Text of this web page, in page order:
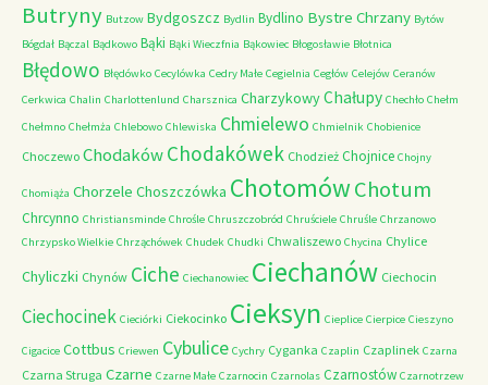
Butryny Butzow Bydgoszcz Bydlin Bydlino Bystre Chrzany Bytów
Bógdał Bączal Bądkowo Bąki Bąki Wieczfnia Bąkowiec Błogosławie Błotnica
Błędowo Błędówko Cecylówka Cedry Małe Cegielnia Cegłów Celejów Ceranów
Cerkwica Chalin Charlottenlund Charsznica CharzykowyChałupy Chechło Chełm
Chełmno Chełmża Chlebowo Chlewiska Chmielewo Chmielnik Chobienice
Choczewo ChodakówChodakówek Chodzież Chojnice Chojny
Chomiąża Chorzele Choszczówka ChotomówChotum
Chrcynno Christiansminde Chrośle Chruszczobród Chruściele Chruśle Chrzanowo
Chrzypsko Wielkie Chrząchówek Chudek Chudki Chwaliszewo Chycina Chylice
Chyliczki Chynów Ciche Ciechanowiec Ciechanów Ciechocin
Ciechocinek Cieciórki Ciekocinko Cieksyn Cieplice Cierpice Cieszyno
Cigacice Cottbus Criewen Cybulice Cychry Cyganka Czaplin Czaplinek Czarna
Czarna Struga Czarne Czarne Małe Czarnocin Czarnolas Czarnostów Czarnotrzew